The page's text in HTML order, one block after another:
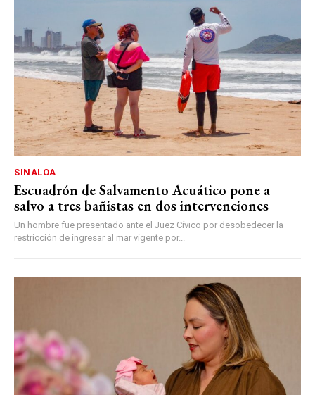
SINALOA
Escuadrón de Salvamento Acuático pone a
salvo a tres bañistas en dos intervenciones
Un hombre fue presentado ante el Juez Cívico por desobedecer la
restricción de ingresar al mar vigente por...